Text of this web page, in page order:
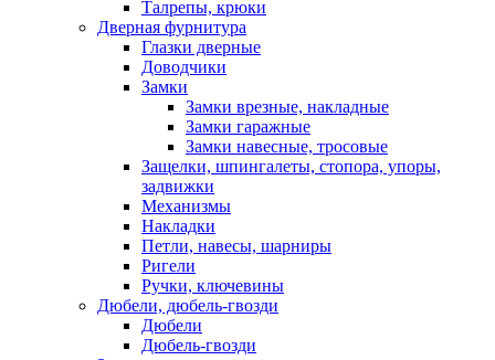
Талрепы, крюки
Дверная фурнитура
Глазки дверные
Доводчики
Замки
Замки врезные, накладные
Замки гаражные
Замки навесные, тросовые
Защелки, шпингалеты, стопора, упоры,
задвижки
Механизмы
Накладки
Петли, навесы, шарниры
Ригели
Ручки, ключевины
Дюбели, дюбель-гвозди
Дюбели
Дюбель-гвозди